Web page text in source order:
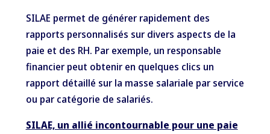
SILAE permet de générer rapidement des
rapports personnalisés sur divers aspects de la
paie et des RH. Par exemple, un responsable
financier peut obtenir en quelques clics un
rapport détaillé sur la masse salariale par service
ou par catégorie de salariés.
SILAE, un allié incontournable pour une paie